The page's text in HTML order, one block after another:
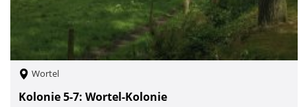
Wortel
Kolonie 5-7: Wortel-Kolonie